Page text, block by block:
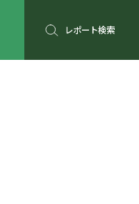
レポート検索